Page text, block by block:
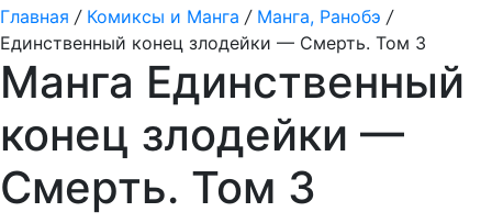
Главная / Комиксы и Манга / Манга, Ранобэ /
Единственный конец злодейки — Смерть. Том 3
Манга Единственный
конец злодейки —
Смерть. Том 3